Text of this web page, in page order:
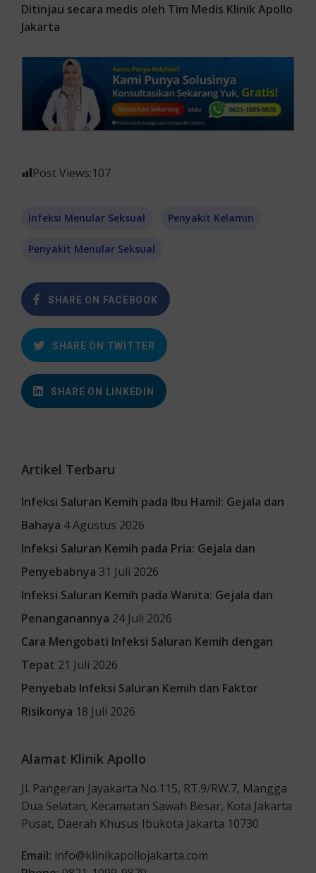
Ditinjau secara medis oleh Tim Medis Klinik Apollo
Jakarta
Post Views:107
Infeksi Menular Seksual Penyakit Kelamin
Penyakit Menular Seksual
SHARE ON FACEBOOK
SHARE ON TWITTER
SHARE ON LINKEDIN
Artikel Terbaru
Infeksi Saluran Kemih pada Ibu Hamil: Gejala dan
Bahaya 4 Agustus 2026
Infeksi Saluran Kemih pada Pria: Gejala dan
Penyebabnya 31 Juli 2026
Infeksi Saluran Kemih pada Wanita: Gejala dan
Penanganannya 24 Juli 2026
Cara Mengobati Infeksi Saluran Kemih dengan
Tepat 21 Juli 2026
Penyebab Infeksi Saluran Kemih dan Faktor
Risikonya 18 Juli 2026
Alamat Klinik Apollo
Jl. Pangeran Jayakarta No.115, RT.9/RW.7, Mangga
Dua Selatan, Kecamatan Sawah Besar, Kota Jakarta
Pusat, Daerah Khusus Ibukota Jakarta 10730
Email: info@klinikapollojakarta.com